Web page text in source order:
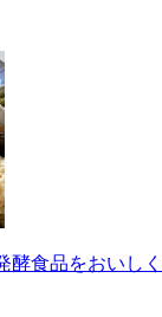
酵食品をおいし